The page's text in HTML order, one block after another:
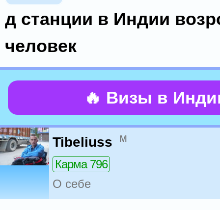
д станции в Индии
человек
🔥 Визы в
Tibeliuss м
Карма 796
О себе